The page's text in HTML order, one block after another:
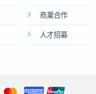
商業合作
人才招募